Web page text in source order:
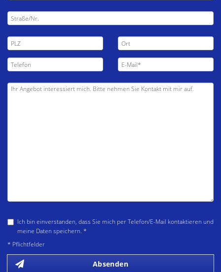
Ich bin einverstanden, dass Sie mich per Telefon/E-Mail kontaktieren und
meine Daten speichern. *
* Pflichtfelder
Absenden